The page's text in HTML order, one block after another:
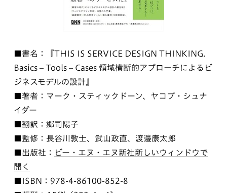
■書名：『THIS IS SERVICE DESIGN THINKING.
Basics – Tools – Cases 領域横断的アプローチによるビ
ジネスモデルの設計』
■著者：マーク・スティックドーン、ヤコブ・シュナ
イダー
■翻訳：郷司陽子
■監修：長谷川敦士、武山政直、渡邉康太郎
■出版社：
ビー・エヌ・エヌ新社新しいウィンドウで
開く
■ISBN：978-4-86100-852-8